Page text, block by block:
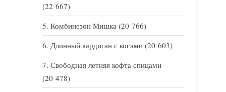
(22 667)
Комбинезон Мишка (20 766)
Длинный кардиган с косами (20 603)
Свободная летняя кофта спицами
(20 478)